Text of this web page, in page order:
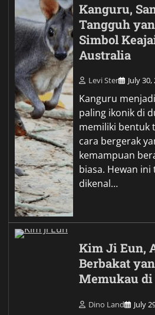
Kanguru,
Tangguh
Simbol
Australia
Levi Ster July 30,
Kanguru
paling ikonik di
memiliki bentuk
cara bergerak
kemampuan
biasa. Hewan ini
dikenal…
Kim Ji Eun,
Berbakat
Memukau di
Dino Land July